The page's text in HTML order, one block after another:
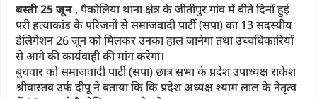
बस्ती 25 जून , पैकोलिया थाना क्षेत्र के जीतीपुर गांव में बीते दिनों हुई
परी हत्याकांड के परिजनों से समाजवादी पार्टी (सपा) का 13 सदस्यीय
डेलिगेशन 26 जून को मिलकर उनका हाल जानेगा तथा उच्चधिकारियों
से आगे की कार्यवाही की मांग करेगा।
बुधवार को समाजवादी पार्टी (सपा) छात्र सभा के प्रदेश उपाध्यक्ष राकेश
श्रीवास्तव उर्फ दीपू ने बताया कि कि प्रदेश अध्यक्ष श्याम लाल के नेतृत्व